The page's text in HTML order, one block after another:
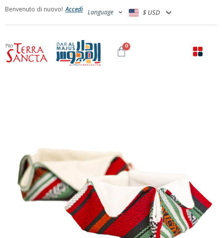
Benvenuto di nuovo! Accedi Language $ USD
0